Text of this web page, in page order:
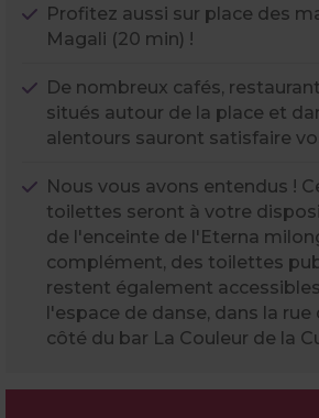
Profitez aussi sur place des
Magali (20 min) !
De nombreux cafés,
situés autour de la place et
alentours sauront satisfaire
Nous vous avons entendus !
toilettes seront à votre
de l'enceinte de l'Eterna
complément, des toilettes
restent également
l'espace de danse, dans la rue
côté du bar La Couleur de la